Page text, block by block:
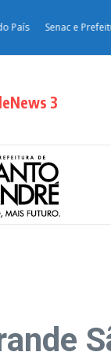
Senac e Prefeitura
3